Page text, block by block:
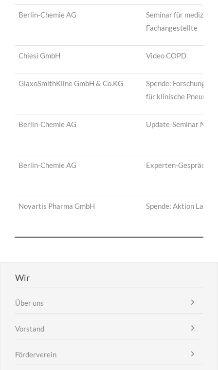
Berlin-Chemie AG
Seminar für
Fachangestellte
Chiesi GmbH Video COPD
GlaxoSmithKline GmbH & Co.KG
Spende:
für klinische
Berlin-Chemie AG Update-Seminar
Berlin-Chemie AG Experten-Gespräch
Novartis Pharma GmbH Spende: Aktion
Wir
Über uns
Vorstand
Förderverein